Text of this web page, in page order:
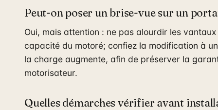
Peut-on poser un brise-vue sur un
Oui, mais attention : ne pas alourdir les
capacité du motoré; confiez la modification à
la charge augmente, afin de préserver la
motorisateur.
Quelles démarches vérifier avant